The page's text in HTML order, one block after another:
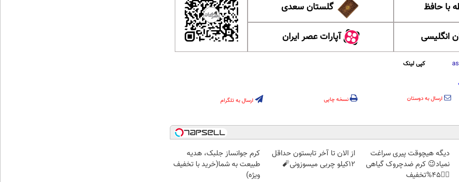
با حافظ گلستان سعدی
انگلیسی آپارات عصر ایران
کپی لینک
ارسال به دوستان نسخه چاپی ارسال به تلگرام
دیگه هیچوقت پیری سراغت
نمیاد😉 کرم ضدچروک گیاهی
👈🏻45%تخفیف
از الان تا آخر تابستون حداقل
12کیلو چربی میسوزونی🧨
کرم جوانساز جلبک، هدیه
طبیعت به شما(خرید با تخفیف
ویژه)